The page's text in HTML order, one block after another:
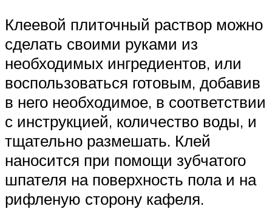
Клеевой плиточный раствор можно
сделать своими руками из
необходимых ингредиентов, или
воспользоваться готовым, добавив
в него необходимое, в соответствии
с инструкцией, количество воды, и
тщательно размешать. Клей
наносится при помощи зубчатого
шпателя на поверхность пола и на
рифленую сторону кафеля.